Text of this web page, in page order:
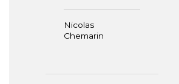
Nicolas
Chemarin